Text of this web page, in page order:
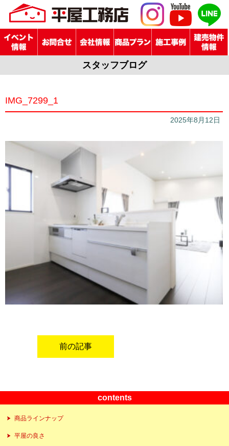
スタッフブログ
IMG_7299_1
2025年8月12日
前の記事
contents
商品ラインナップ
平屋の良さ